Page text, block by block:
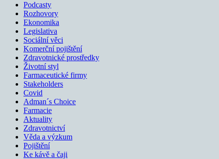
Podcasty
Rozhovory
Ekonomika
Legislativa
Sociální věci
Komerční pojištění
Zdravotnické prostředky
Životní styl
Farmaceutické firmy
Stakeholders
Covid
Adman´s Choice
Farmacie
Aktuality
Zdravotnictví
Věda a výzkum
Pojištění
Ke kávě a čaji